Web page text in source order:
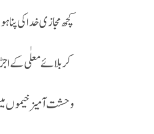
کچھ مجازی خدا کی
کربلائے معلٰی کے
وحشت آمیز خیموں